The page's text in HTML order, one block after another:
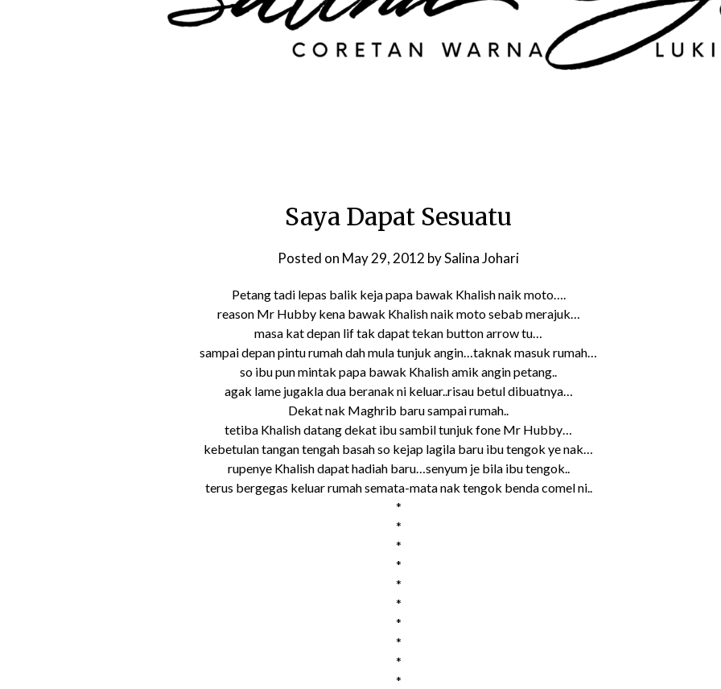
Saya Dapat Sesuatu
Posted on May 29, 2012 bySalina Johari
Petang tadi lepas balik keja papa bawak Khalish naik moto….
reason Mr Hubby kena bawak Khalish naik moto sebab merajuk…
masa kat depan lif tak dapat tekan button arrow tu…
sampai depan pintu rumah dah mula tunjuk angin…taknak masuk rumah…
so ibu pun mintak papa bawak Khalish amik angin petang..
agak lame jugakla dua beranak ni keluar..risau betul dibuatnya…
Dekat nak Maghrib baru sampai rumah..
tetiba Khalish datang dekat ibu sambil tunjuk fone Mr Hubby…
kebetulan tangan tengah basah so kejap lagila baru ibu tengok ye nak…
rupenye Khalish dapat hadiah baru…senyum je bila ibu tengok..
terus bergegas keluar rumah semata-mata nak tengok benda comel ni..
*
*
*
*
*
*
*
*
*
*